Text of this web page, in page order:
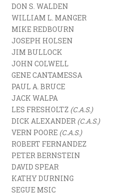
DON S. WALDEN
WILLIAM L. MANGER
MIKE REDBOURN
JOSEPH HOLSEN
JIM BULLOCK
JOHN COLWELL
GENE CANTAMESSA
PAUL A. BRUCE
JACK WALPA
LES FRESHOLTZ (C.A.S.)
DICK ALEXANDER (C.A.S.)
VERN POORE (C.A.S.)
ROBERT FERNANDEZ
PETER BERNSTEIN
DAVID SPEAR
KATHY DURNING
SEGUE MSIC